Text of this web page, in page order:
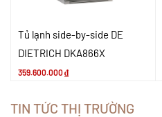
Tủ lạnh side-by-side DE
DIETRICH DKA866X
359.600.000₫
TIN TỨC THỊ TRƯỜNG